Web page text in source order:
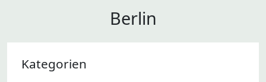
Berlin
Kategorien